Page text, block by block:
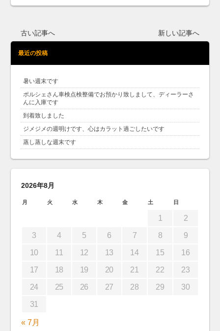
古い記事へ 新しい記事へ
最近の投稿
暑い週末です
ポルシェさん車検点検整備でお預かり致しまして、ディーラーさ
んに入庫です
到着致しました
ジメジメの週明けです、心はカラット過ごしたいです
蒸し蒸しな週末です
2026年8月
月 火 水 木 金 土 日
1 2
3 4 5 6 7 8 9
10 11 12 13 14 15 16
17 18 19 20 21 22 23
24 25 26 27 28 29 30
31
« 7月